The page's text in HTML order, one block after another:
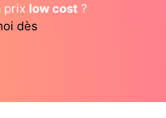
prix low cost ?
dès